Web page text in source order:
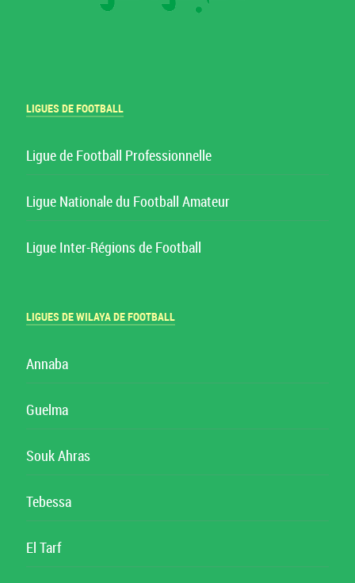
LIGUES DE FOOTBALL
Ligue de Football Professionnelle
Ligue Nationale du Football Amateur
Ligue Inter-Régions de Football
LIGUES DE WILAYA DE FOOTBALL
Annaba
Guelma
Souk Ahras
Tebessa
El Tarf